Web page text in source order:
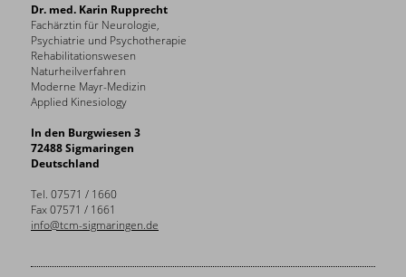
Dr. med. Karin Rupprecht
Fachärztin für Neurologie,
Psychiatrie und Psychotherapie
Rehabilitationswesen
Naturheilverfahren
Moderne Mayr-Medizin
Applied Kinesiology
In den Burgwiesen 3
72488 Sigmaringen
Deutschland
Tel. 07571 / 1660
Fax 07571 / 1661
info@tcm-sigmaringen.de